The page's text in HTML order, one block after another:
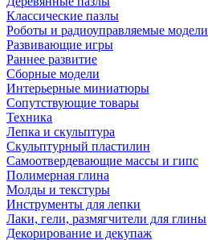
Классические пазлы
Роботы и радиоуправляемые модели
Развивающие игры
Раннее развитие
Сборные модели
Интерьерные миниатюры
Сопутствующие товары
Техника
Лепка и скульптура
Скульптурный пластилин
Самоотвердевающие массы и гипс
Полимерная глина
Молды и текстуры
Инструменты для лепки
Лаки, гели, размягчители для глины
Декорирование и декупаж